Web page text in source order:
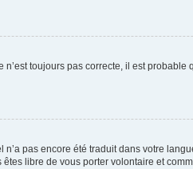
toujours pas correcte, il est
pas encore été traduit dans votre
libre de vous porter volontaire et